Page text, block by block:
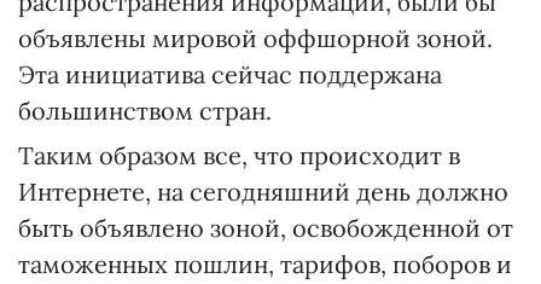
объявлены мировой оффшорной зоной.
Эта инициатива сейчас поддержана
большинством стран.
Таким образом все, что происходит в
Интернете, на сегодняшний день должно
быть объявлено зоной, освобожденной от
таможенных пошлин, тарифов, поборов и